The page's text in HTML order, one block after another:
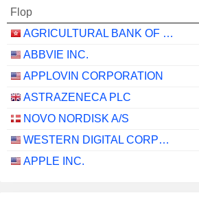
Flop
AGRICULTURAL BANK OF CHINA LIMITED
ABBVIE INC.
APPLOVIN CORPORATION
ASTRAZENECA PLC
NOVO NORDISK A/S
WESTERN DIGITAL CORPORATION
APPLE INC.